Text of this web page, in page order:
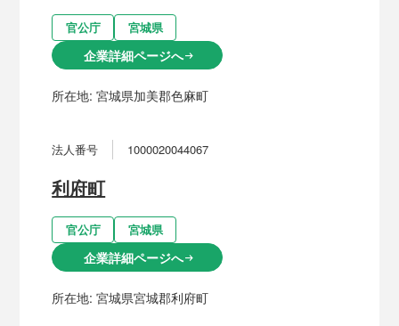
官公庁 宮城県
企業詳細ページへarrow_right_alt
所在地:宮城県加美郡色麻町
法人番号 1000020044067
利府町
官公庁 宮城県
企業詳細ページへarrow_right_alt
所在地:宮城県宮城郡利府町